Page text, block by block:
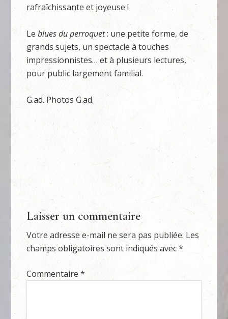
rafraîchissante et joyeuse !
Leblues du perroquet: une petite forme, de
grands sujets, un spectacle à touches
impressionnistes… et à plusieurs lectures,
pour public largement familial.
G.ad. Photos G.ad.
Laisser un commentaire
Votre adresse e-mail ne sera pas publiée. Les
champs obligatoires sont indiqués avec*
Commentaire*